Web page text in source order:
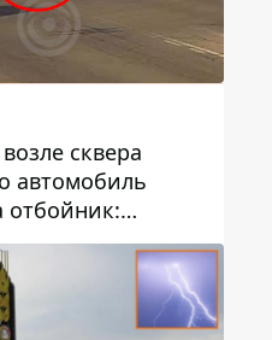
сквера
автомобиль
отбойник: